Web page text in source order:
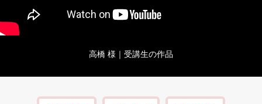
高橋 様｜受講生の作品